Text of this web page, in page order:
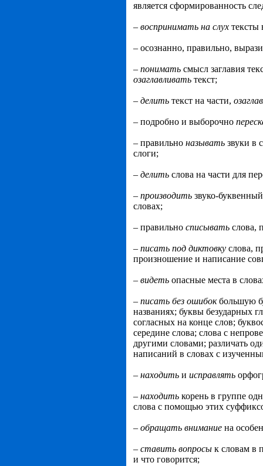
является сформированность
– воспринимать на слух тексты
– осознанно, правильно,
– понимать смысл заглавия
озаглавливать текст;
– делить текст на части,
– подробно и выборочно
– правильно называть звуки в
слоги;
– делить слова на части для
– производить звуко-
словах;
– правильно списывать слова,
– писать под диктовку слова,
произношение и написание
– видеть опасные места в
– писать без ошибок большую
названиях; буквы безударных
согласных на конце слов;
середине слова; слова с
другими словами; различать
написаний в словах с
– находить и исправлять
– находить корень в группе
слова с помощью этих
– обращать внимание на
– ставить вопросы к словам в
и что говорится;